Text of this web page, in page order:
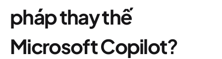
pháp thay thế
Microsoft Copilot?